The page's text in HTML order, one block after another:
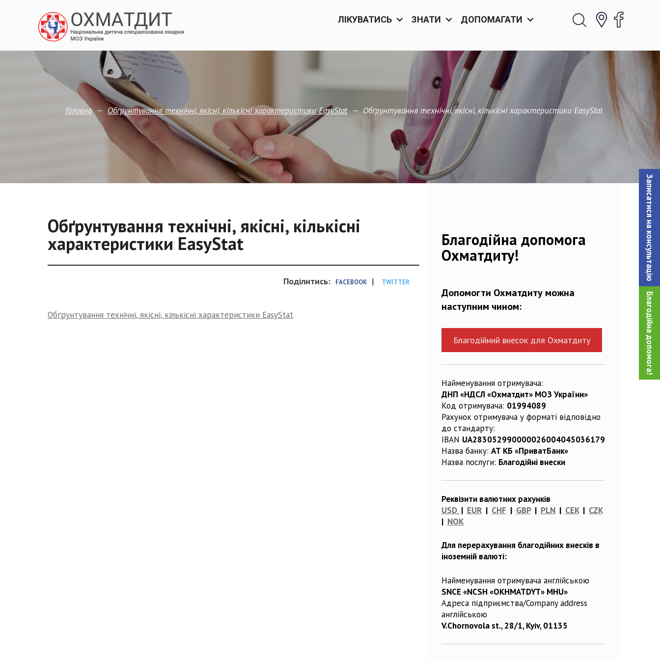
Записатися на консультацiю
Благодійна допомога!
ЛІКУВАТИСЬ ЗНАТИ ДОПОМАГАТИ
Головна — Обґрунтування технічні, якісні, кількісні характеристики EasyStat — Обґрунтування технічні, якісні, кількісні характеристики EasyStat
Обґрунтування технічні, якісні, кількісні
характеристики EasyStat
Поділитись: FACEBOOK | TWITTER
Обґрунтування технічні, якісні, кількісні характеристики EasyStat
Благодійна допомога
Охматдиту!
Допомогти Охматдиту можна
наступним чином:
Благодійний внесок для Охматдиту
Найменування отримувача:
ДНП «НДСЛ «Охматдит» МОЗ України»
Код отримувача: 01994089
Рахунок отримувача у форматі відповідно
до стандарту:
IBAN UA283052990000026004045036179
Назва банку: АТ КБ «ПриватБанк»
Назва послуги: Благодійні внески
Реквізити валютних рахунків
USD | EUR| CHF | GBP| PLN| CEK| CZK
| NOK
Для перерахування благодійних внесків в
іноземній валюті:
Найменування отримувача англійською
SNCE «NCSH «OKHMATDYT» MHU»
Адреса підприємства/Company address
англійською
V.Chornovola st., 28/1, Kyiv, 01135